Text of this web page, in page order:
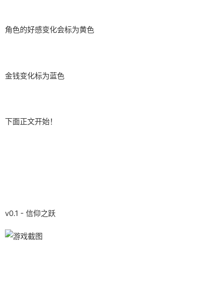
角色的好感变化会标为黄色
金钱变化标为蓝色
下面正文开始！
v0.1 - 信仰之跃